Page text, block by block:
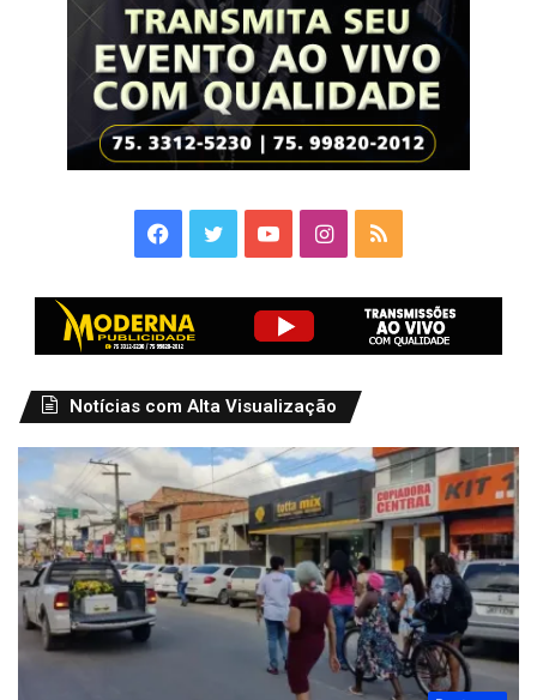
Facebook
TwitterYouTubeInstagram
RSS
Notícias com Alta Visualização